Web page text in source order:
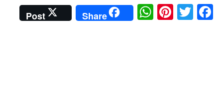
Fa
T
Pi
W
ha
Share
Post